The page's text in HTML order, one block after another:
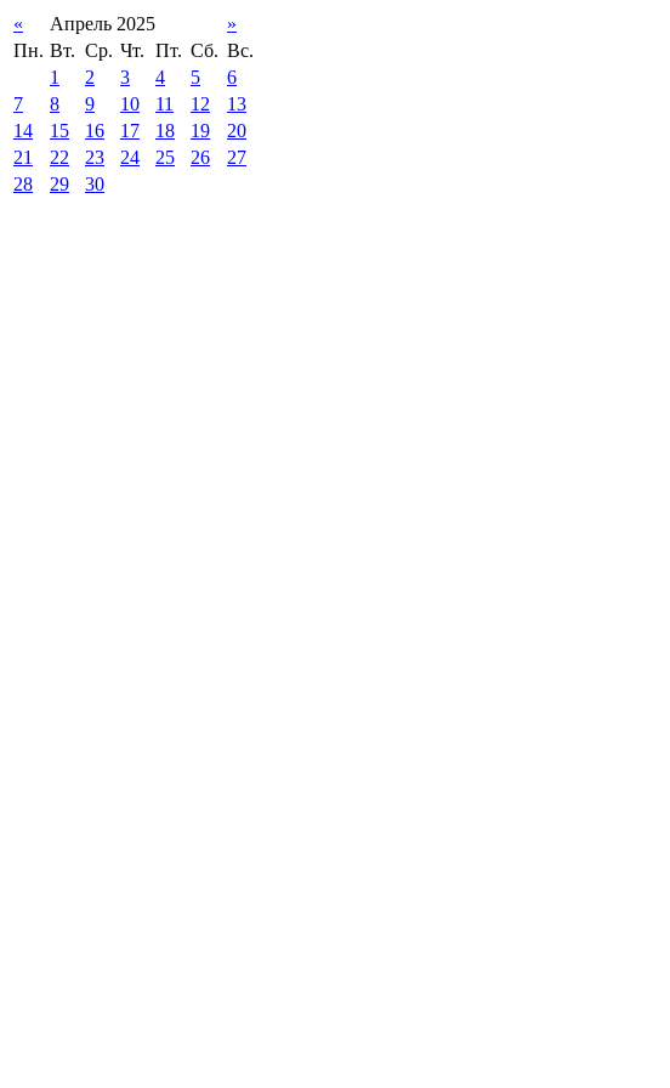
« Апрель 2025
»
Пн. Вт. Ср. Чт. Пт. Сб. Вс.
1
2 3 4 5
6
7
8 9 10 11 12
13
14
15 16 17 18 19
20
21
22 23 24 25 26
27
28
29 30